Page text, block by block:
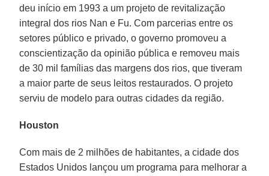
deu início em 1993 a um projeto de revitalização
integral dos rios Nan e Fu. Com parcerias entre os
setores público e privado, o governo promoveu a
conscientização da opinião pública e removeu mais
de 30 mil famílias das margens dos rios, que tiveram
a maior parte de seus leitos restaurados. O projeto
serviu de modelo para outras cidades da região.
Houston
Com mais de 2 milhões de habitantes, a cidade dos
Estados Unidos lançou um programa para melhorar a